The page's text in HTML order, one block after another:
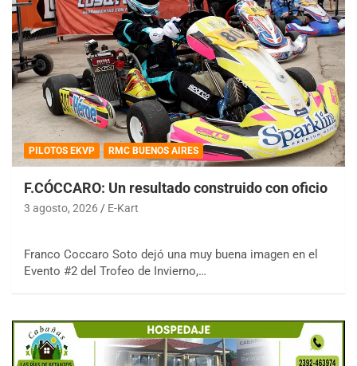
PILOTOS EKVP RMC BUENOS AIRES
F.CÓCCARO: Un resultado construido con oficio
3 agosto, 2026 E-Kart
Franco Coccaro Soto dejó una muy buena imagen en el
Evento #2 del Trofeo de Invierno,…